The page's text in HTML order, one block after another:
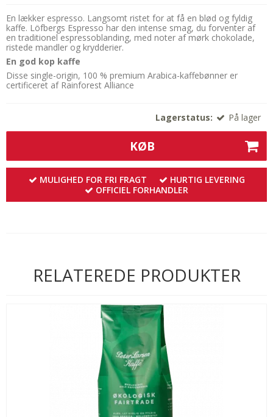
En lækker espresso. Langsomt ristet for at få en blød og fyldig
kaffe. Löfbergs Espresso har den intense smag, du forventer af
en traditionel espressoblanding, med noter af mørk chokolade,
ristede mandler og krydderier.
En god kop kaffe
Disse single-origin, 100 % premium Arabica-kaffebønner er
certificeret af Rainforest Alliance
Lagerstatus: På lager
KØB
MULIGHED FOR FRI FRAGT
HURTIG LEVERING
OFFICIEL FORHANDLER
RELATEREDE PRODUKTER